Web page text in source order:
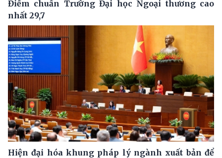
Điểm chuẩn Trường Đại học Ngoại thương cao
nhất 29,7
Hiện đại hóa khung pháp lý ngành xuất bản để